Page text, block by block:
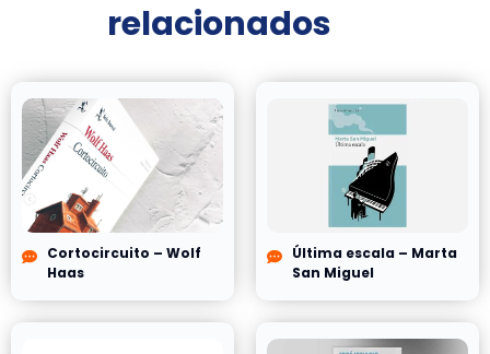
relacionados
Cortocircuito – Wolf
Haas
Última escala – Marta
San Miguel